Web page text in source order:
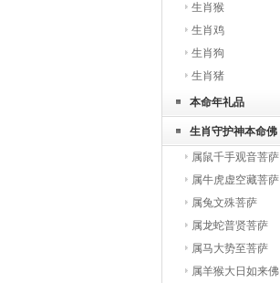
生肖猴
生肖鸡
生肖狗
生肖猪
本命年礼品
生肖守护神本命佛
属鼠千手观音菩萨
属牛虎虚空藏菩萨
属兔文殊菩萨
属龙蛇普贤菩萨
属马大势至菩萨
属羊猴大日如来佛